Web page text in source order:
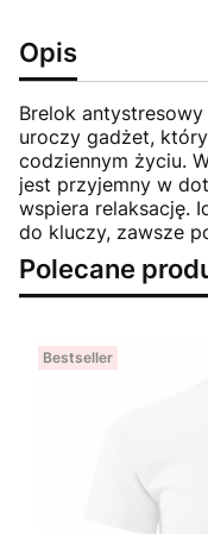
Opis
Brelok
uroczy gadżet,
codziennym życiu.
jest przyjemny w
wspiera relaksację.
do kluczy, zawsze
Polecane
Bestseller